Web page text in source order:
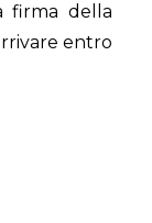
firma della
entro